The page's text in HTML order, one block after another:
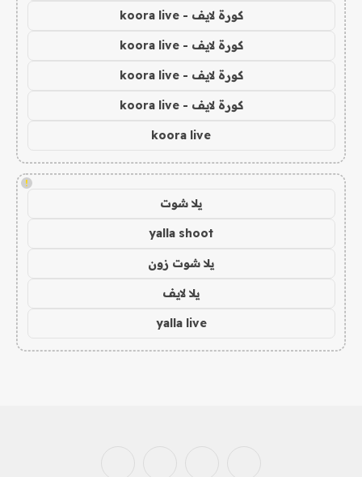
كورة لايف - koora live
كورة لايف - koora live
كورة لايف - koora live
كورة لايف - koora live
koora live
!
يلا شوت
yalla shoot
يلا شوت زون
يلا لايف
yalla live